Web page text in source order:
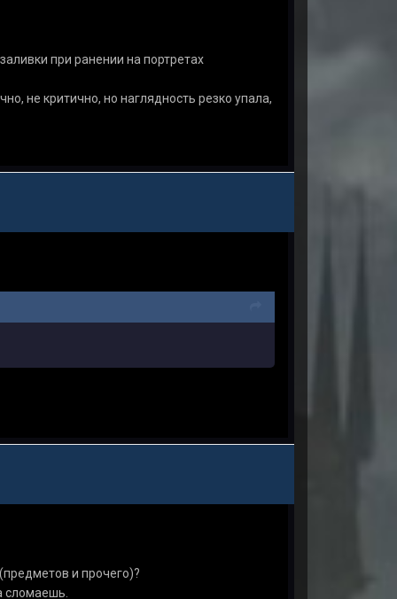
при ранении на портретах
не критично, но наглядность резко упала,
и прочего)?
сломаешь.